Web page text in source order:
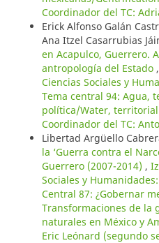
Coordinador del TC:
Erick Alfonso Galán
Ana Itzel Casarrubias
en Acapulco, Guerrero.
antropología del Estado ,
Ciencias Sociales y
Tema central 94: Agua,
política/Water,
Coordinador del TC:
Libertad Argüello
la ‘Guerra contra el
Guerrero (2007-2014) ,
Sociales y
Central 87: ¿Gobernar
Transformaciones de la
naturales en México y
Eric Leónard (segundo